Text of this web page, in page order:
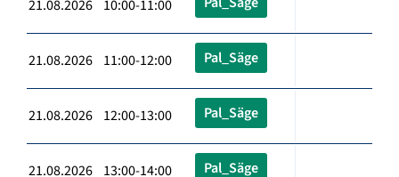
21.08.2026 10:00-11:00
21.08.2026 11:00-12:00 Pal_Säge
21.08.2026 12:00-13:00 Pal_Säge
21.08.2026 13:00-14:00 Pal_Säge